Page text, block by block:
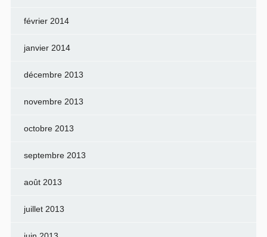
février 2014
janvier 2014
décembre 2013
novembre 2013
octobre 2013
septembre 2013
août 2013
juillet 2013